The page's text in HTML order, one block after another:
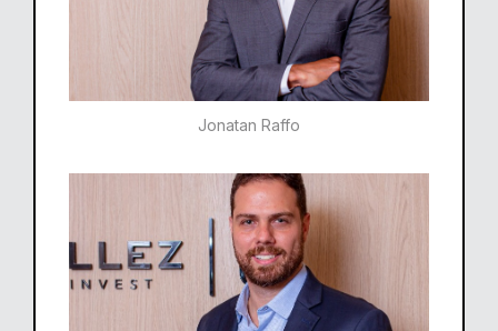
Jonatan Raffo